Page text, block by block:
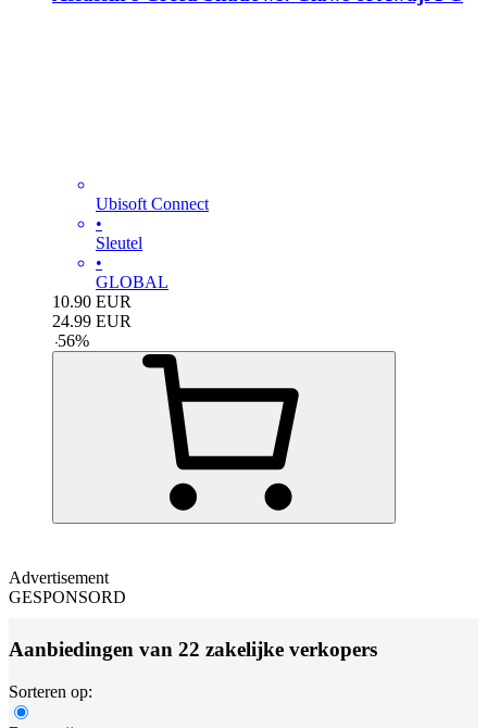
Ubisoft Connect
•
Sleutel
•
GLOBAL
10.90 EUR
24.99 EUR
-56%
Advertisement
GESPONSORD
Aanbiedingen van 22 zakelijke verkopers
Sorteren op: